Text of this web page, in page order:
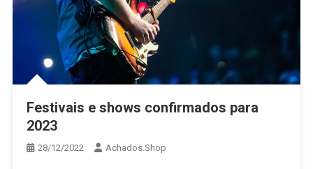
Festivais e shows confirmados para
2023
28/12/2022 Achados.Shop